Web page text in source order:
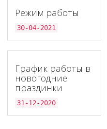
Режим работы
30-04-2021
График работы в
новогодние
праздинки
31-12-2020